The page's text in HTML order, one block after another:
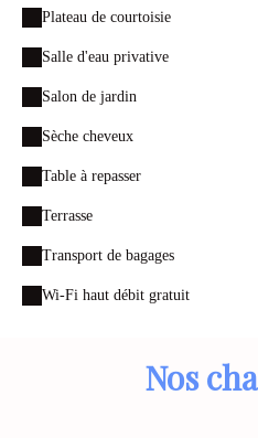
Plateau de courtoisie
Salle d'eau privative
Salon de jardin
Sèche cheveux
Table à repasser
Terrasse
Transport de bagages
Wi-Fi haut débit gratuit
Nos